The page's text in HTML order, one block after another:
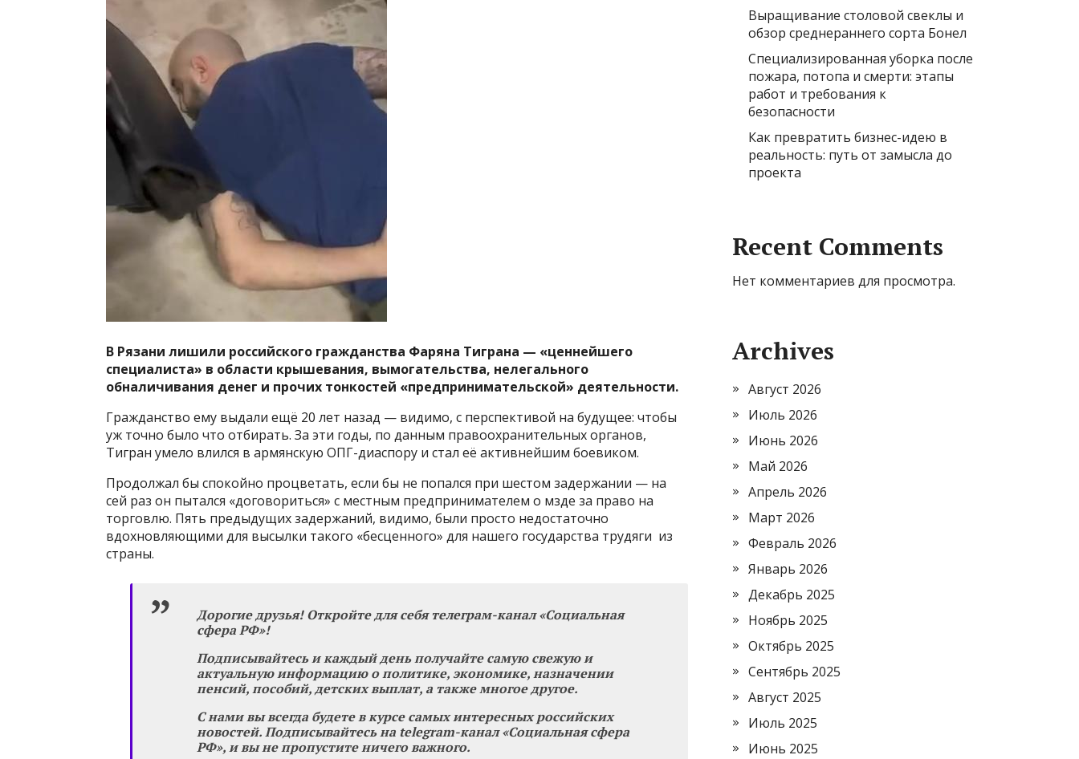
В Рязани лишили российского гражданства Фаряна Тиграна — «ценнейшего
специалиста» в области крышевания, вымогательства, нелегального
обналичивания денег и прочих тонкостей «предпринимательской» деятельности.
Гражданство ему выдали ещё 20 лет назад — видимо, с перспективой на будущее: чтобы
уж точно было что отбирать. За эти годы, по данным правоохранительных органов,
Тигран умело влился в армянскую ОПГ-диаспору и стал её активнейшим боевиком.
Продолжал бы спокойно процветать, если бы не попался при шестом задержании — на
сей раз он пытался «договориться» с местным предпринимателем о мзде за право на
торговлю. Пять предыдущих задержаний, видимо, были просто недостаточно
вдохновляющими для высылки такого «бесценного» для нашего государства трудяги из
страны.
Дорогие друзья! Откройте для себя телеграм-канал «Социальная
сфера РФ»!
Подписывайтесь и каждый день получайте самую свежую и
актуальную информацию о политике, экономике, назначении
пенсий, пособий, детских выплат, а также многое другое.
С нами вы всегда будете в курсе самых интересных российских
новостей. Подписывайтесь на telegram-канал «Социальная сфера
РФ», и вы не пропустите ничего важного.
Выращивание столовой свеклы и
обзор среднераннего сорта Бонел
Специализированная уборка после
пожара, потопа и смерти: этапы
работ и требования к
безопасности
Как превратить бизнес-идею в
реальность: путь от замысла до
проекта
Recent Comments
Нет комментариев для просмотра.
Archives
Август 2026
Июль 2026
Июнь 2026
Май 2026
Апрель 2026
Март 2026
Февраль 2026
Январь 2026
Декабрь 2025
Ноябрь 2025
Октябрь 2025
Сентябрь 2025
Август 2025
Июль 2025
Июнь 2025